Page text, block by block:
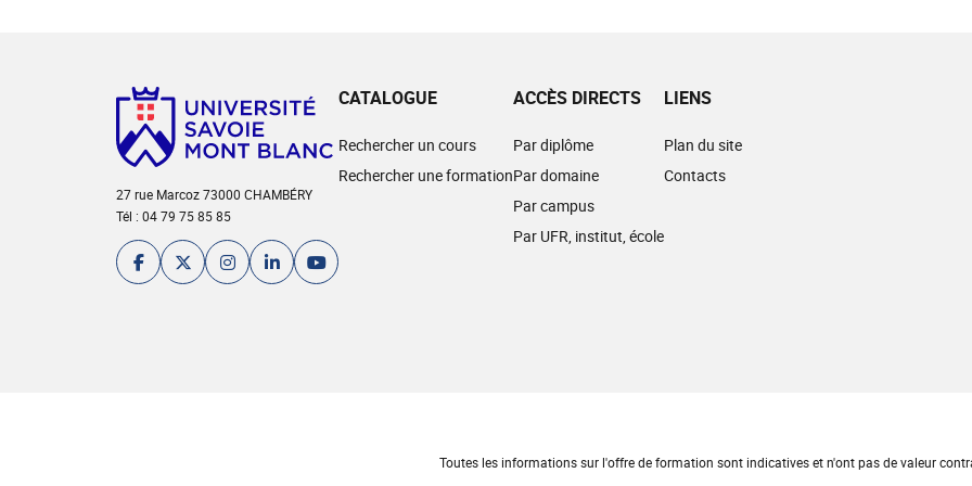
27 rue Marcoz 73000 CHAMBÉRY
Tél : 04 79 75 85 85
CATALOGUE
Rechercher un cours
Rechercher une formation
ACCÈS DIRECTS
Par diplôme
Par domaine
Par campus
Par UFR, institut, école
LIENS
Plan du site
Contacts
Toutes les informations sur l'offre de formation sont indicatives et n'ont pas de valeur